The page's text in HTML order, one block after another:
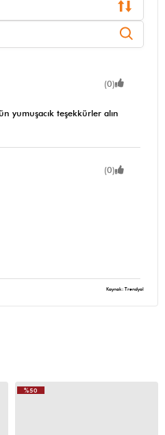
(0)
yumuşacık teşekkürler alın
(0)
Kaynak: Trendyol
%50